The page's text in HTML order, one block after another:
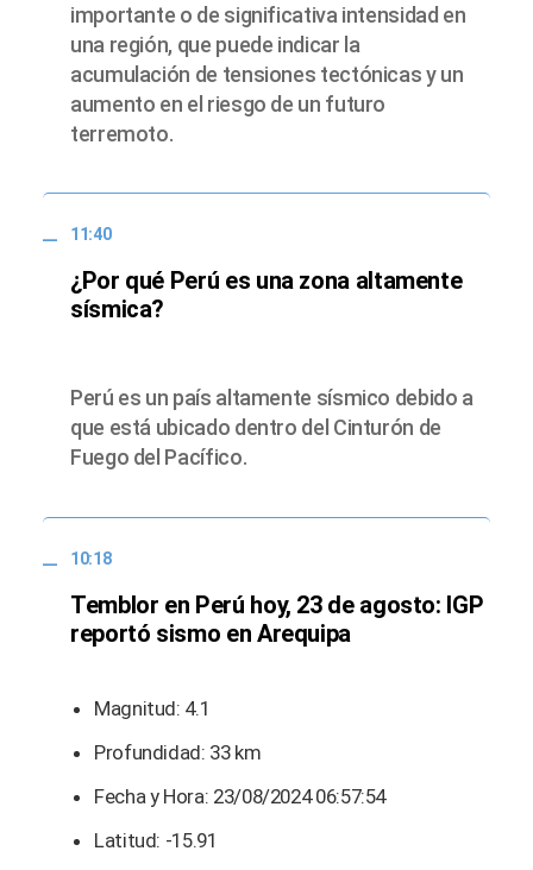
importante o de significativa intensidad en
una región, que puede indicar la
acumulación de tensiones tectónicas y un
aumento en el riesgo de un futuro
terremoto.
11:40
¿Por qué Perú es una zona altamente
sísmica?
Perú es un país altamente sísmico debido a
que está ubicado dentro del Cinturón de
Fuego del Pacífico.
10:18
Temblor en Perú hoy, 23 de agosto: IGP
reportó sismo en Arequipa
Magnitud: 4.1
Profundidad: 33 km
Fecha y Hora: 23/08/2024 06:57:54
Latitud: -15.91